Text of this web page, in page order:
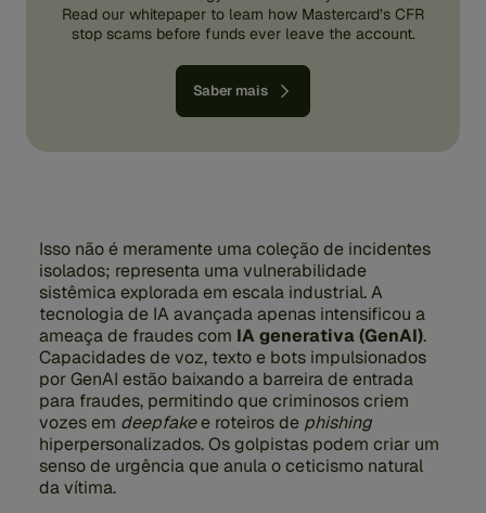
Read our whitepaper to learn how Mastercard’s CFR
stop scams before funds ever leave the account.
Saber mais
Isso não é meramente uma coleção de incidentes
isolados; representa uma vulnerabilidade
sistêmica explorada em escala industrial. A
tecnologia de IA avançada apenas intensificou a
ameaça de fraudes com IA generativa (GenAI).
Capacidades de voz, texto e bots impulsionados
por GenAI estão baixando a barreira de entrada
para fraudes, permitindo que criminosos criem
vozes em deepfakee roteiros de phishing
hiperpersonalizados. Os golpistas podem criar um
senso de urgência que anula o ceticismo natural
da vítima.